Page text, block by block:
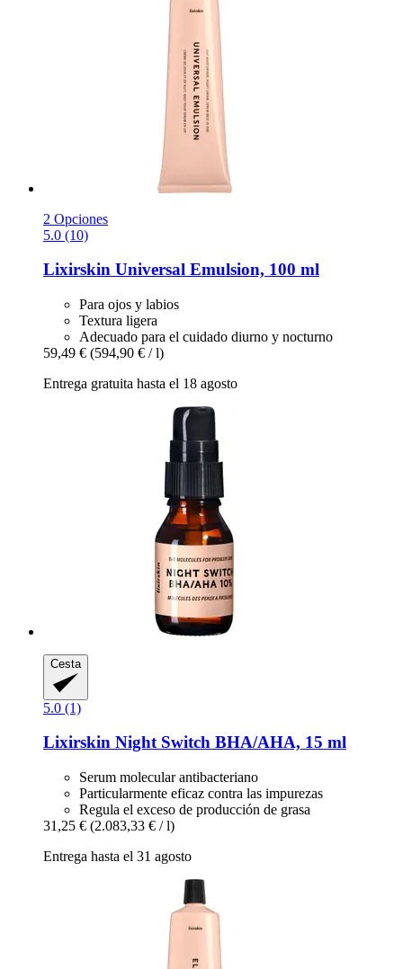
2 Opciones
5.0 (10)
Lixirskin Universal Emulsion, 100 ml
Para ojos y labios
Textura ligera
Adecuado para el cuidado diurno y nocturno
59,49 € (594,90 € / l)
Entrega gratuita hasta el 18 agosto
Cesta
5.0 (1)
Lixirskin Night Switch BHA/AHA, 15 ml
Serum molecular antibacteriano
Particularmente eficaz contra las impurezas
Regula el exceso de producción de grasa
31,25 € (2.083,33 € / l)
Entrega hasta el 31 agosto